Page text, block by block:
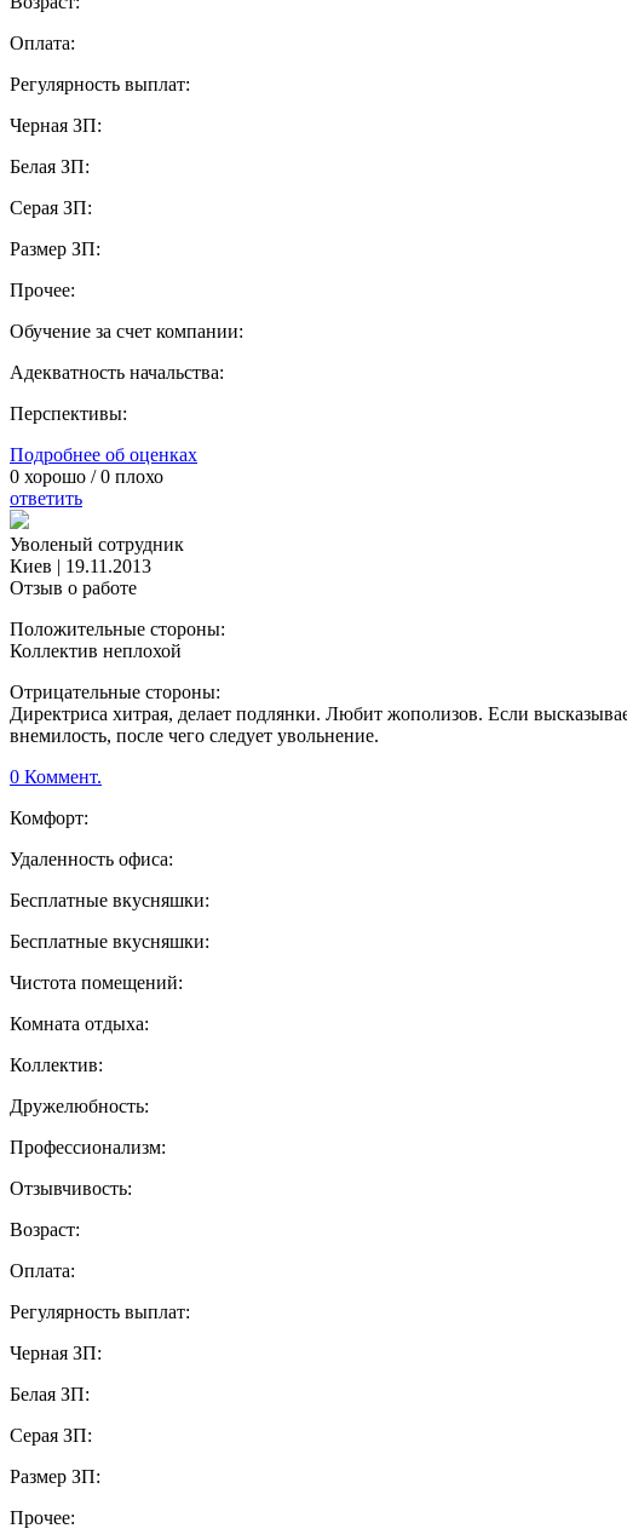
Оплата:
Регулярность выплат:
Черная ЗП:
Белая ЗП:
Серая ЗП:
Размер ЗП:
Прочее:
Обучение за счет компании:
Адекватность начальства:
Перспективы:
Подробнее об оценках
0 хорошо /0 плохо
ответить
Уволеный сотрудник
Киев | 19.11.2013
Отзыв о работе
Положительные стороны:
Коллектив неплохой
Отрицательные стороны:
Директриса хитрая, делает подлянки. Любит жополизов. Если
внемилость, после чего следует увольнение.
0 Коммент.
Комфорт:
Удаленность офиса:
Бесплатные вкусняшки:
Бесплатные вкусняшки:
Чистота помещений:
Комната отдыха:
Коллектив:
Дружелюбность:
Профессионализм:
Отзывчивость:
Возраст:
Оплата:
Регулярность выплат:
Черная ЗП:
Белая ЗП:
Серая ЗП:
Размер ЗП:
Прочее: